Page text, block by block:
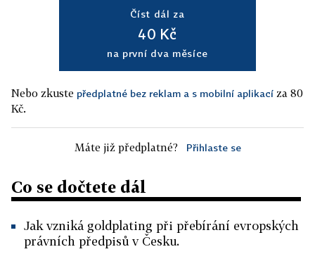
Číst dál za
40 Kč
na první dva měsíce
Nebo zkuste předplatné bez reklam a s mobilní aplikací za 80
Kč.
Máte již předplatné? Přihlaste se
Co se dočtete dál
Jak vzniká goldplating při přebírání evropských
právních předpisů v Česku.